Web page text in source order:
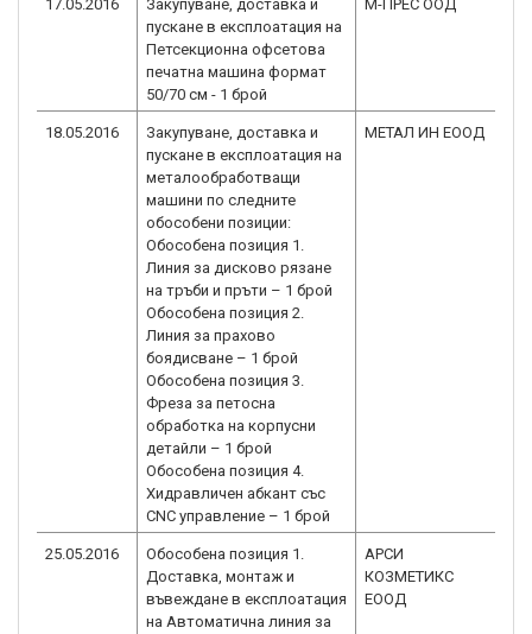
17.05.2016
Закупуване, доставка и
пускане в експлоатация на
Петсекционна офсетова
печатна машина формат
50/70 см - 1 брой
М-ПРЕС ООД
18.05.2016
Закупуване, доставка и
пускане в експлоатация на
металообработващи
машини по следните
обособени позиции:
Обособена позиция 1.
Линия за дисково рязане
на тръби и пръти – 1 брой
Обособена позиция 2.
Линия за прахово
боядисване – 1 брой
Обособена позиция 3.
Фреза за петосна
обработка на корпусни
детайли – 1 брой
Обособена позиция 4.
Хидравличен абкант със
CNC управление – 1 брой
МЕТАЛ ИН ЕООД
25.05.2016
Обособена позиция 1.
Доставка, монтаж и
въвеждане в експлоатация
на Автоматична линия за
АРСИ
КОЗМЕТИКС
ЕООД